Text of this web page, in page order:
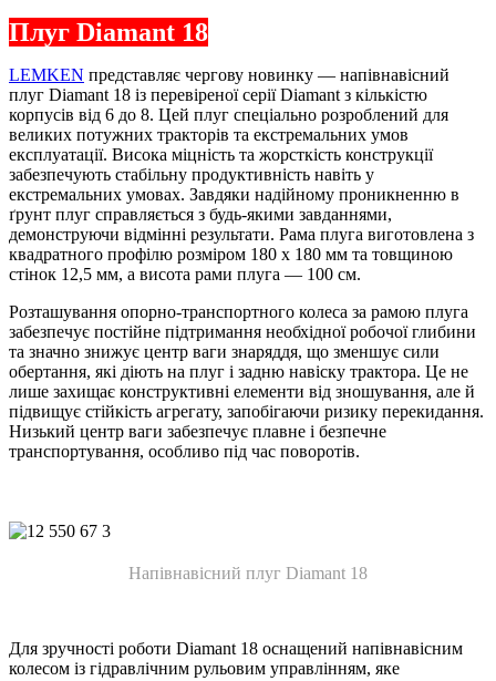
Плуг Diamant 18
LEMKEN представляє чергову новинку — напівнавісний
плуг Diamant 18 із перевіреної серії Diamant з кількістю
корпусів від 6 до 8. Цей плуг спеціально розроблений для
великих потужних тракторів та екстремальних умов
експлуатації. Висока міцність та жорсткість конструкції
забезпечують стабільну продуктивність навіть у
екстремальних умовах. Завдяки надійному проникненню в
ґрунт плуг справляється з будь-якими завданнями,
демонструючи відмінні результати. Рама плуга виготовлена з
квадратного профілю розміром 180 x 180 мм та товщиною
стінок 12,5 мм, а висота рами плуга — 100 см.
Розташування опорно-транспортного колеса за рамою плуга
забезпечує постійне підтримання необхідної робочої глибини
та значно знижує центр ваги знаряддя, що зменшує сили
обертання, які діють на плуг і задню навіску трактора. Це не
лише захищає конструктивні елементи від зношування, але й
підвищує стійкість агрегату, запобігаючи ризику перекидання.
Низький центр ваги забезпечує плавне і безпечне
транспортування, особливо під час поворотів.
Напівнавісний плуг Diamant 18
Для зручності роботи Diamant 18 оснащений напівнавісним
колесом із гідравлічним рульовим управлінням, яке